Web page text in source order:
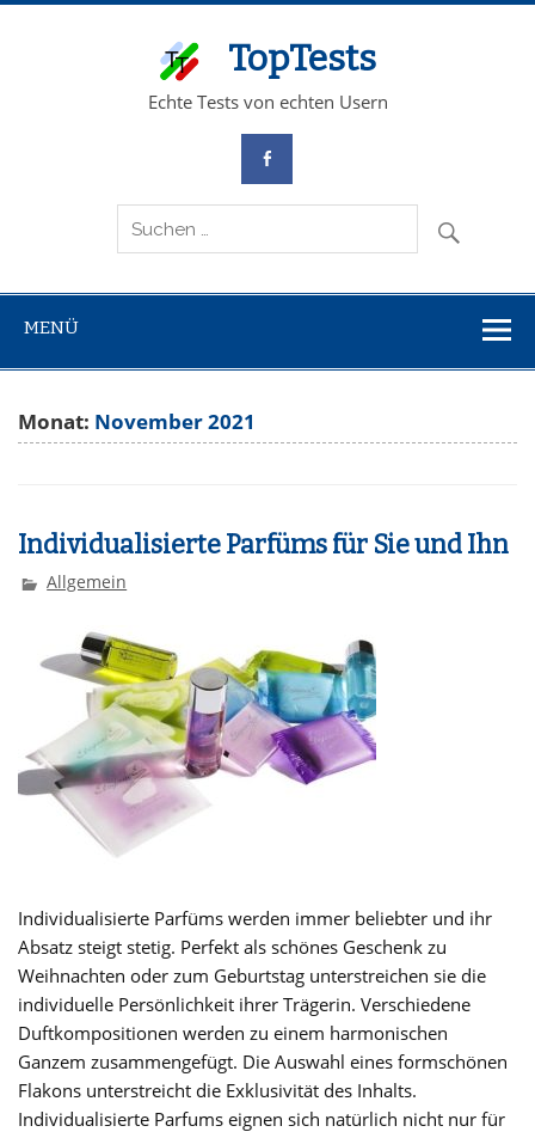
TopTests
Echte Tests von echten Usern
MENÜ
Monat: November 2021
Individualisierte Parfüms für Sie und Ihn
Allgemein
Individualisierte Parfüms werden immer beliebter und ihr
Absatz steigt stetig. Perfekt als schönes Geschenk zu
Weihnachten oder zum Geburtstag unterstreichen sie die
individuelle Persönlichkeit ihrer Trägerin. Verschiedene
Duftkompositionen werden zu einem harmonischen
Ganzem zusammengefügt. Die Auswahl eines formschönen
Flakons unterstreicht die Exklusivität des Inhalts.
Individualisierte Parfums eignen sich natürlich nicht nur für